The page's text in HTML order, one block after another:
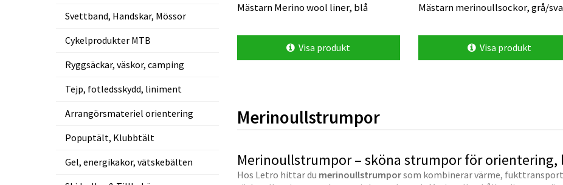
Svettband, Handskar, Mössor
Cykelprodukter MTB
Ryggsäckar, väskor, camping
Tejp, fotledsskydd, liniment
Arrangörsmateriel orientering
Popuptält, Klubbtält
Gel, energikakor, vätskebälten
Visa produkt
Mästarn Merino wool liner, blå
Visa produkt
Mästarn merinoullsockor, grå/
Visa produkt
Merinoullstrumpor
Merinoullstrumpor – sköna strumpor för
Hos Letro hittar du merinoullstrumporsom kombinerar värme,